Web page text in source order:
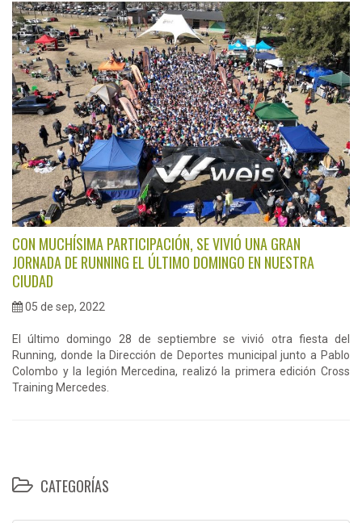
CON MUCHÍSIMA PARTICIPACIÓN, SE VIVIÓ UNA GRAN
JORNADA DE RUNNING EL ÚLTIMO DOMINGO EN NUESTRA
CIUDAD
05 de sep, 2022
El último domingo 28 de septiembre se vivió otra fiesta del
Running, donde la Dirección de Deportes municipal junto a Pablo
Colombo y la legión Mercedina, realizó la primera edición Cross
Training Mercedes.
CATEGORÍAS